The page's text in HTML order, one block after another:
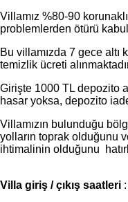
Villamız %80-90
problemlerden ötürü
Bu villamızda 7 gece altı
temizlik ücreti
Girişte 1000 TL depozito
hasar yoksa, depozito
Villamızın bulunduğu
yolların toprak olduğunu
ihtimalinin olduğunu
Villa giriş / çıkış saatleri